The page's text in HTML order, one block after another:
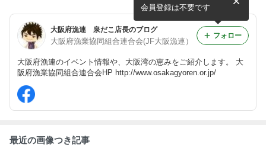
入予約受付スタートしまし
た！
大阪府漁連 泉だこ店長のブログ
大阪府漁業協同組合連合会(JF大阪漁連）
大阪府漁連のイベント情報や、大阪湾の恵みをご紹介します。 大
阪府漁業協同組合連合会HP http://www.osakagyoren.or.jp/
会員登録は不要です
フォロー
最近の画像つき記事